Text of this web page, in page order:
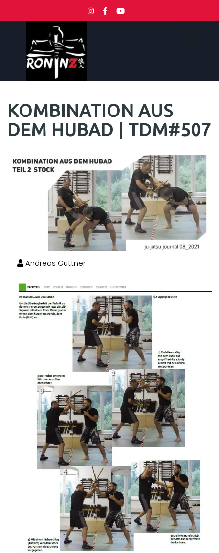
KOMBINATION AUS
DEM HUBAD | TDM#507
Andreas Güttner